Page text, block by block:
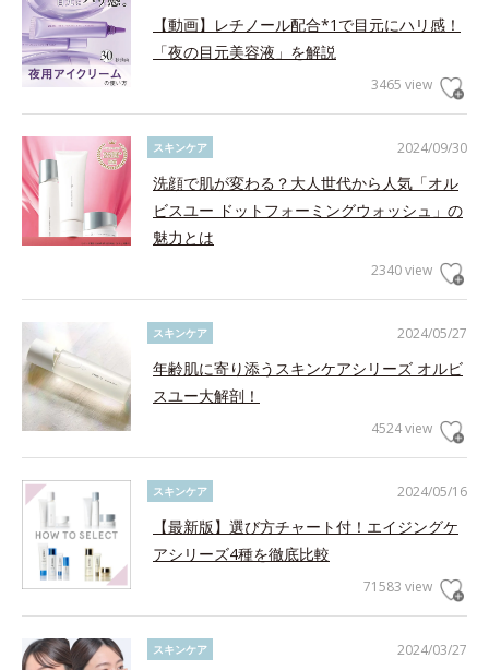
【動画】レチノール配合*1で目元にハリ感！
「夜の目元美容液」を解説
3465 view
2024/09/30
スキンケア
洗顔で肌が変わる？大人世代から人気「オル
ビスユー ドットフォーミングウォッシュ」の
魅力とは
2340 view
2024/05/27
スキンケア
年齢肌に寄り添うスキンケアシリーズ オルビ
スユー大解剖！
4524 view
2024/05/16
スキンケア
【最新版】選び方チャート付！エイジングケ
アシリーズ4種を徹底比較
71583 view
2024/03/27
スキンケア